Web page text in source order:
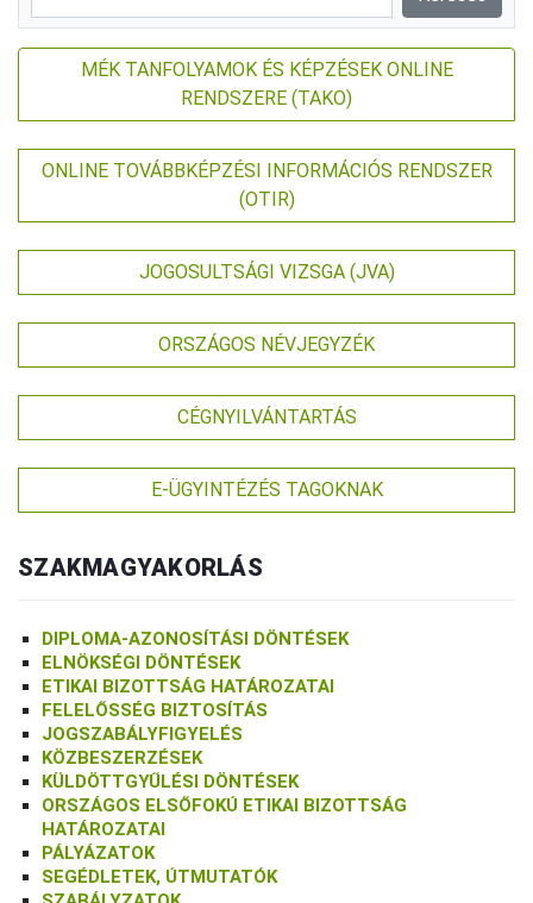
MÉK TANFOLYAMOK ÉS KÉPZÉSEK ONLINE
RENDSZERE (TAKO)
ONLINE TOVÁBBKÉPZÉSI INFORMÁCIÓS RENDSZER
(OTIR)
JOGOSULTSÁGI VIZSGA (JVA)
ORSZÁGOS NÉVJEGYZÉK
CÉGNYILVÁNTARTÁS
E-ÜGYINTÉZÉS TAGOKNAK
SZAKMAGYAKORLÁS
DIPLOMA-AZONOSÍTÁSI DÖNTÉSEK
ELNÖKSÉGI DÖNTÉSEK
ETIKAI BIZOTTSÁG HATÁROZATAI
FELELŐSSÉG BIZTOSÍTÁS
JOGSZABÁLYFIGYELÉS
KÖZBESZERZÉSEK
KÜLDÖTTGYŰLÉSI DÖNTÉSEK
ORSZÁGOS ELSŐFOKÚ ETIKAI BIZOTTSÁG
HATÁROZATAI
PÁLYÁZATOK
SEGÉDLETEK, ÚTMUTATÓK